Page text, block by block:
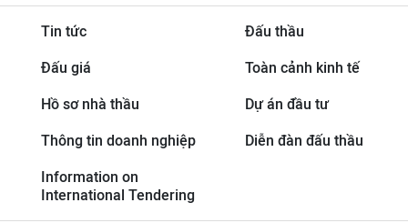
Tin tức Đấu thầu
Đấu giá Toàn cảnh kinh tế
Hồ sơ nhà thầu Dự án đầu tư
Thông tin doanh nghiệp Diễn đàn đấu thầu
Information on
International Tendering